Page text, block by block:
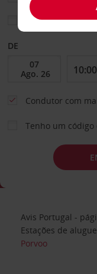
Escolher uma
DE
Condutor com
Tenho um código
Avis Portugal -
Estações de
Porvoo